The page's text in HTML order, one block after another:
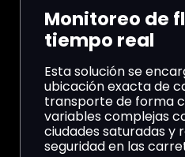
Monitoreo de
tiempo real
Esta solución se
ubicación exacta de
transporte de forma
variables complejas
ciudades saturadas y
seguridad en las